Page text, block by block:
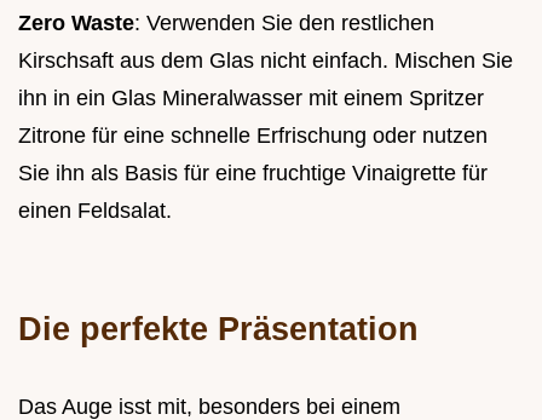
Zero Waste: Verwenden Sie den restlichen
Kirschsaft aus dem Glas nicht einfach. Mischen Sie
ihn in ein Glas Mineralwasser mit einem Spritzer
Zitrone für eine schnelle Erfrischung oder nutzen
Sie ihn als Basis für eine fruchtige Vinaigrette für
einen Feldsalat.
Die perfekte Präsentation
Das Auge isst mit, besonders bei einem